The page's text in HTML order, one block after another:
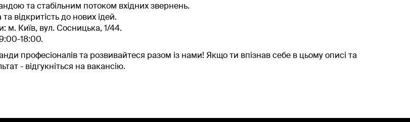
та стабільним потоком вхідних звернень.
відкритість до нових ідей.
м. Київ, вул. Сосницька, 1/44.
18:00.
професіоналів та розвивайтеся разом із нами! Якщо ти впізнав себе в цьому описі та
- відгукніться на вакансію.